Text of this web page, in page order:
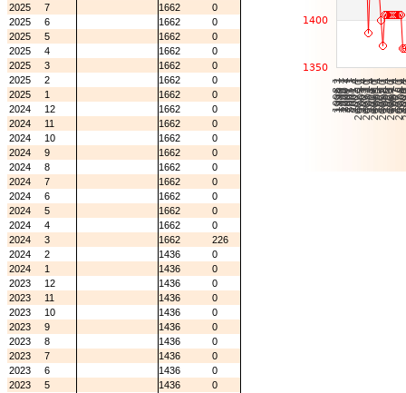
2025
7 1662
0
2025
6 1662
0
2025
5 1662
0
2025
4 1662
0
2025
3 1662
0
2025
2 1662
0
2025
1 1662
0
2024
12 1662
0
2024
11 1662
0
2024
10 1662
0
2024
9 1662
0
2024
8 1662
0
2024
7 1662
0
2024
6 1662
0
2024
5 1662
0
2024
4 1662
0
2024
3 1662
226
2024
2 1436
0
2024
1 1436
0
2023
12 1436
0
2023
11 1436
0
2023
10 1436
0
2023
9 1436
0
2023
8 1436
0
2023
7 1436
0
2023
6 1436
0
2023
5 1436
0